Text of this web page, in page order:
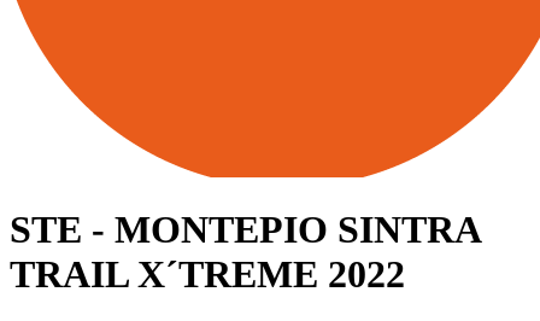
STE - MONTEPIO SINTRA
TRAIL X´TREME 2022